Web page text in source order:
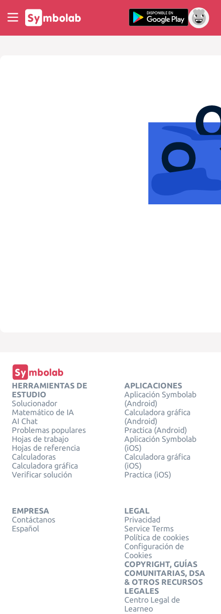
HERRAMIENTAS DE
ESTUDIO
Solucionador
Matemático de IA
AI Chat
Problemas populares
Hojas de trabajo
Hojas de referencia
Calculadoras
Calculadora gráfica
Verificar solución
APLICACIONES
Aplicación Symbolab
(Android)
Calculadora gráfica
(Android)
Practica (Android)
Aplicación Symbolab
(iOS)
Calculadora gráfica
(iOS)
Practica (iOS)
EMPRESA
Contáctanos
Español
LEGAL
Privacidad
Service Terms
Política de cookies
Configuración de
Cookies
COPYRIGHT, GUÍAS
COMUNITARIAS, DSA
& OTROS RECURSOS
LEGALES
Centro Legal de
Learneo